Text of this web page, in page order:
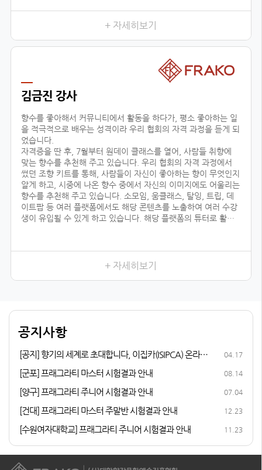
현재 플로랑을 존재할 수 있게 해주신 백남현 이사장님과 협회원
들에게 진심으로 감사드리며, 지속적으로 함께 성장 할 수 있도록
+ 자세히보기
김금진 강사
향수를 좋아해서 커뮤니티에서 활동을 하다가, 평소 좋아하는 일
을 적극적으로 배우는 성격이라 우리 협회의 자격 과정을 듣게 되
었습니다.
자격증을 딴 후, 7월부터 원데이 클래스를 열어, 사람들 취향에
맞는 향수를 추천해 주고 있습니다. 우리 협회의 자격 과정에서
썼던 조향 키트를 통해, 사람들이 자신이 좋아하는 향이 무엇인지
알게 하고, 시중에 나온 향수 중에서 자신의 이미지에도 어울리는
향수를 추천해 주고 있습니다. 소모임, 움클래스, 탈잉, 트립, 데
이트팝 등 여러 플랫폼에서도 해당 콘텐츠를 노출하여 여러 수강
생이 유입될 수 있게 하고 있습니다. 해당 플랫폼의 튜터로 활동
향수를 취미로 즐기다가 조향 자격증 과정을 듣게 된 이유는, 내
가 좋아하는 일을 더 전문적으로 배워 보고 싶어서였습니다. 여러
어코드를 발견하는 3급, 내가 생각하는 이미지의 향을 더 잘 표현
큘럼이 마음에 들었고, 자격증 취득 후 취업 및 창업 연계 등의 든
든한 지원이 있어 자격증 과정에 참여하게 되었습니다.
+ 자세히보기
공지사항
[공지] 향기의 세계로 초대합니다, 이집카(ISIPCA) 온라인
04.17
[군포] 프래그라티 마스터 시험결과 안내 08.14
[양구] 프래그라티 주니어 시험결과 안내 07.04
[건대] 프래그라티 마스터 주말반 시험결과 안내 12.23
[수원여자대학교] 프래그라티 주니어 시험결과 안내 11.23